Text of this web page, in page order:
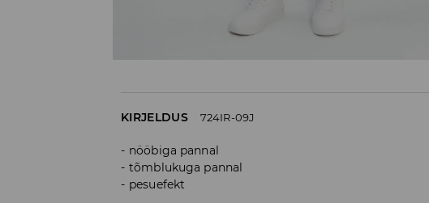
KIRJELDUS 724IR-09J
nööbiga pannal
tõmblukuga pannal
pesuefekt